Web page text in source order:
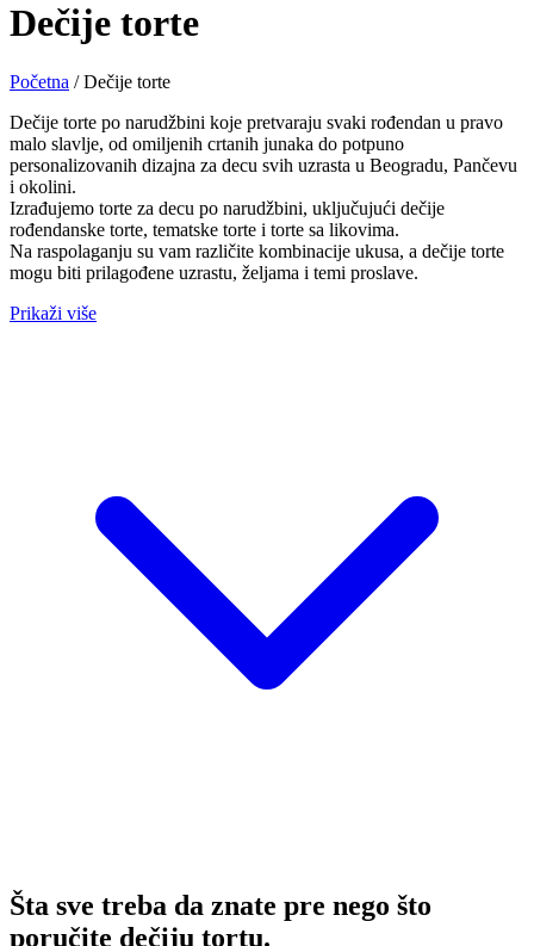
Dečije torte
Početna /Dečije torte
Dečije torte po narudžbini koje pretvaraju svaki rođendan u pravo
malo slavlje, od omiljenih crtanih junaka do potpuno
personalizovanih dizajna za decu svih uzrasta u Beogradu, Pančevu
i okolini.
Izrađujemo torte za decu po narudžbini, uključujući dečije
rođendanske torte, tematske torte i torte sa likovima.
Na raspolaganju su vam različite kombinacije ukusa, a dečije torte
mogu biti prilagođene uzrastu, željama i temi proslave.
Prikaži više
Šta sve treba da znate pre nego što
poručite dečiju tortu.